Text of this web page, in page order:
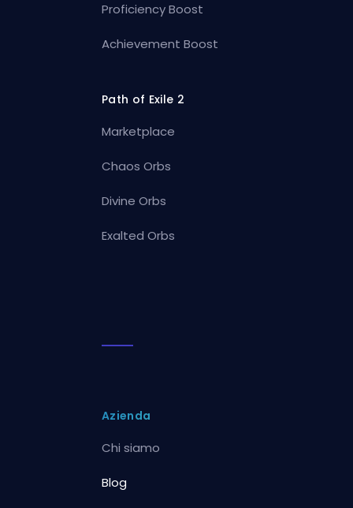
Proficiency Boost
Achievement Boost
Path of Exile 2
Marketplace
Chaos Orbs
Divine Orbs
Exalted Orbs
Azienda
Chi siamo
Blog